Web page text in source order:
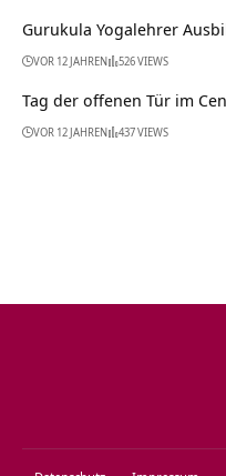
Gurukula Yogalehrer
VOR 12 JAHREN 526 VIEWS
Tag der offenen Tür im
VOR 12 JAHREN 437 VIEWS